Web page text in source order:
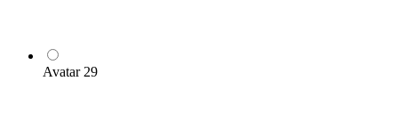
Avatar 29